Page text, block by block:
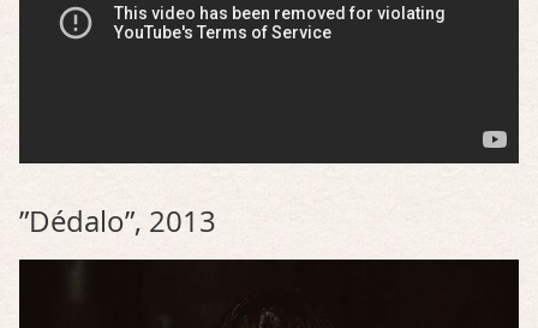
”Dédalo”, 2013